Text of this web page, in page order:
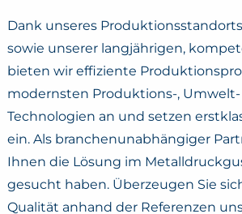
Dank unseres
sowie unserer langjährigen,
bieten wir effiziente
modernsten Produktions-,
Technologien an und setzen
ein. Als branchenunabhängiger
Ihnen die Lösung im
gesucht haben. Überzeugen Sie
Qualität anhand der Referenzen